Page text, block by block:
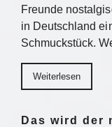
Freunde
in Deutschland
Schmuckstück.
Weiterlesen
Das wird der